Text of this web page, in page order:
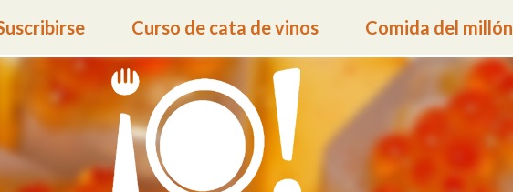
Curso de cata de vinos Comida del millón